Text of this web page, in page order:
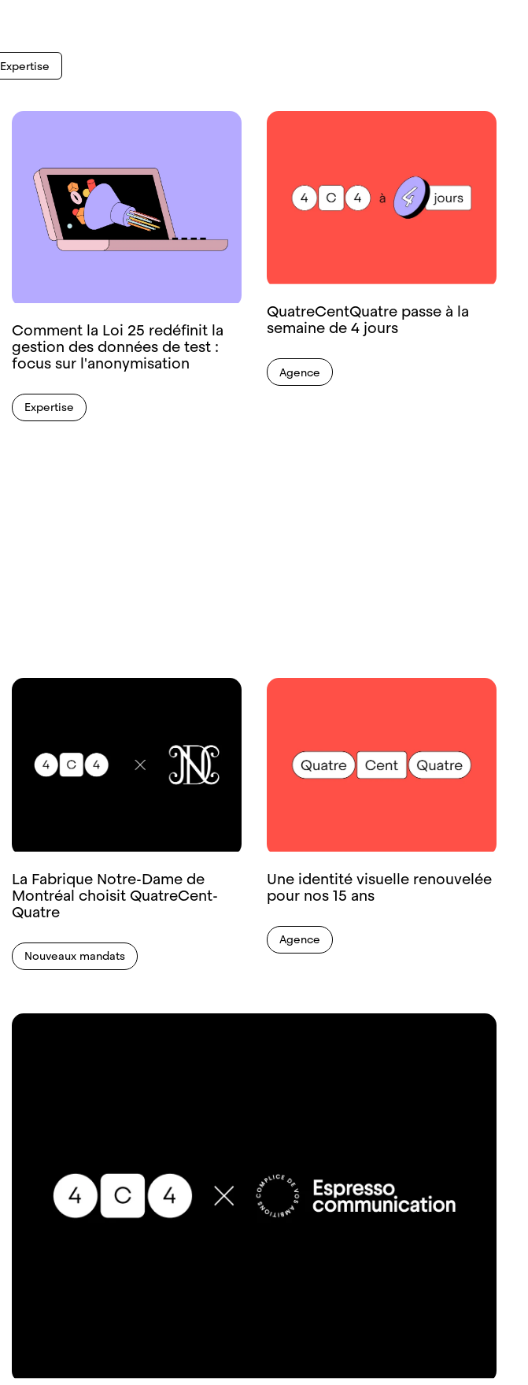
Expertise
Comment la Loi 25 redéfinit la
gestion des données de test :
focus sur l'anonymisation
Expertise
QuatreCentQuatre passe à la
semaine de 4 jours
Agence
La Fabrique Notre-Dame de
Montréal choisit Quatre­Cent­
Quatre
Nouveaux mandats
Une identité visuelle renouvelée
pour nos 15 ans
Agence